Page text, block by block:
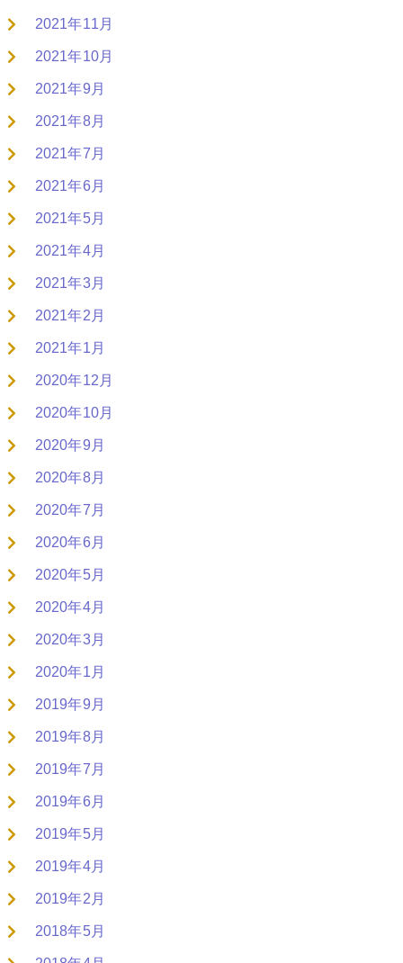
2021年11月
2021年10月
2021年9月
2021年8月
2021年7月
2021年6月
2021年5月
2021年4月
2021年3月
2021年2月
2021年1月
2020年12月
2020年10月
2020年9月
2020年8月
2020年7月
2020年6月
2020年5月
2020年4月
2020年3月
2020年1月
2019年9月
2019年8月
2019年7月
2019年6月
2019年5月
2019年4月
2019年2月
2018年5月